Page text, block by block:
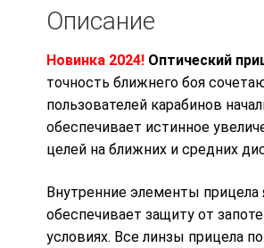
49000 р.
Описание
Новинка 2024! Оптический
точность ближнего боя
пользователей карабинов
обеспечивает истинное
целей на ближних и средних
Внутренние элементы
обеспечивает защиту от
условиях. Все линзы прицела